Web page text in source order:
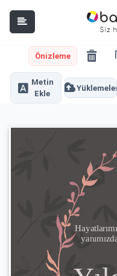
Önizleme
Metin
Ekle
Yüklemeler